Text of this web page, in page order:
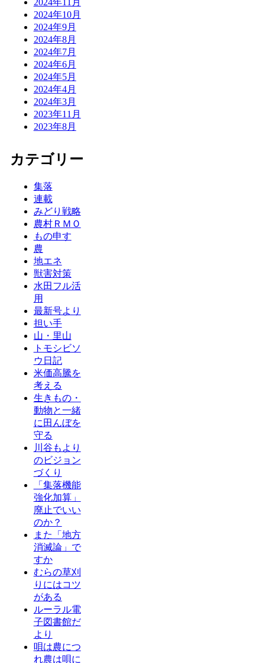
2024年10月
2024年9月
2024年8月
2024年7月
2024年6月
2024年5月
2024年4月
2024年3月
2023年11月
2023年8月
カテゴリー
集落
連載
みどり戦略
農村ＲＭＯ
もの申す
農
地エネ
獣害対策
水田フル活
用
最新号より
担い手
山・里山
トモシビソ
ウ日記
米価高騰を
考える
生きもの・
動物と一緒
に田んぼを
守る
川谷もより
のビジョン
づくり
「集落機能
強化加算」
廃止でいい
のか？
また「地方
消滅論」で
すか
むらの草刈
りにはコツ
がある
ルーラル電
子図書館だ
より
唄は農につ
れ農は唄に